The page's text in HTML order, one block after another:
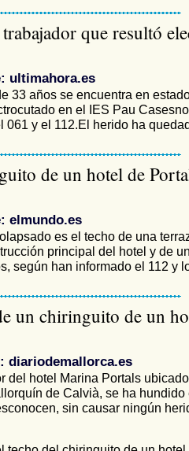
que resultó
ultimahora.es
33 años se encuentra en
en el IES Pau
061 y el 112.El herido ha
de un hotel de
elmundo.es
es el techo de una
principal del hotel y de
según han informado el 112 y
un chiringuito de un
diariodemallorca.es
del hotel Marina Portals
de Calvià, se ha hundido
sin causar ningún